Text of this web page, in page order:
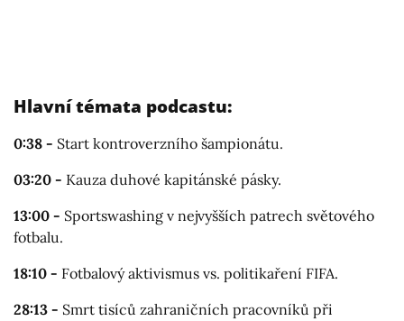
Hlavní témata podcastu:
0:38 - Start kontroverzního šampionátu.
03:20 - Kauza duhové kapitánské pásky.
13:00 - Sportswashing v nejvyšších patrech světového
fotbalu.
18:10 - Fotbalový aktivismus vs. politikaření FIFA.
28:13 - Smrt tisíců zahraničních pracovníků při